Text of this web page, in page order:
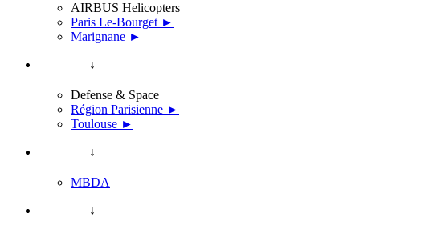
AIRBUS Helicopters
Paris Le-Bourget ►
Marignane ►
↓
Defense & Space
Région Parisienne ►
Toulouse ►
↓
MBDA
↓